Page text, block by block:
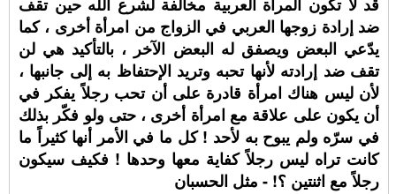
ضد إرادة زوجها العربي في الزواج من امرأة أخرى ، كما
يدّعي البعض ويصفق له البعض الآخر ، بالتأكيد هي لن
تقف ضد إرادته لأنها تحبه وتريد الإحتفاظ به إلى جانبها ،
لأن ليس هناك امرأة قادرة على أن تحب رجلاً يفكر في
أن يكون على علاقة مع امرأة أخرى ، حتى ولو فكّر بذلك
في سرّه ولم يبوح به لأحد ! كل ما في الأمر أنها كثيراً ما
كانت تراه ليس رجلاً كفاية معها وحدها ! فكيف سيكون
رجلاً مع اثنتين ؟! - مثل الحسبان